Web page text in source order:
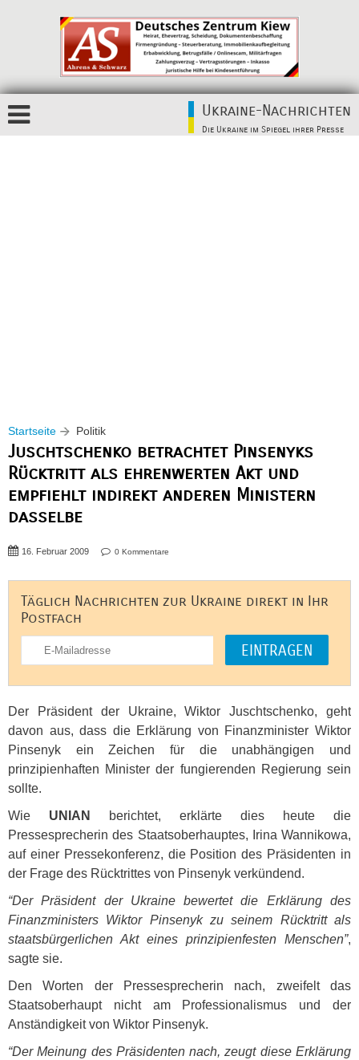
Ukraine-Nachrichten
Die Ukraine im Spiegel ihrer Presse
Startseite Politik
Juschtschenko betrachtet Pinsenyks
Rücktritt als ehrenwerten Akt und
empfiehlt indirekt anderen Ministern
dasselbe
16. Februar 2009 0 Kommentare
Täglich Nachrichten zur Ukraine direkt in Ihr
Postfach
Der Präsident der Ukraine, Wiktor Juschtschenko, geht
davon aus, dass die Erklärung von Finanzminister Wiktor
Pinsenyk ein Zeichen für die unabhängigen und
prinzipienhaften Minister der fungierenden Regierung sein
sollte.
Wie UNIAN
berichtet, erklärte dies heute die
Pressesprecherin des Staatsoberhauptes, Irina Wannikowa,
auf einer Pressekonferenz, die Position des Präsidenten in
der Frage des Rücktrittes von Pinsenyk verkündend.
“Der Präsident der Ukraine bewertet die Erklärung des
Finanzministers Wiktor Pinsenyk zu seinem Rücktritt als
staatsbürgerlichen Akt eines prinzipienfesten Menschen”,
sagte sie.
Den Worten der Pressesprecherin nach, zweifelt das
Staatsoberhaupt nicht am Professionalismus und der
Anständigkeit von Wiktor Pinsenyk.
“Der Meinung des Präsidenten nach, zeugt diese Erklärung